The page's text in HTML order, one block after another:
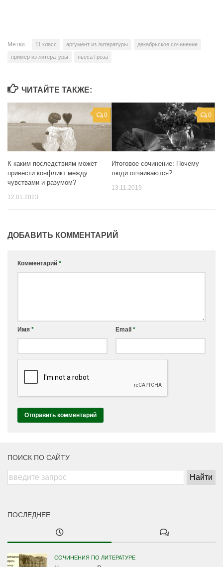
Метки: 11 класс аргумент из литературы декабрьское сочинение
пример из литературы пьеса Гроза
ЧИТАЙТЕ ТАКЖЕ:
0
К каким последствиям может
привести конфликт между
чувствами и разумом?
12.01.2023
0
Итоговое сочинение: Почему
люди отчаиваются?
13.11.2019
ДОБАВИТЬ КОММЕНТАРИЙ
Комментарий *
Имя * Email *
ПОИСК ПО САЙТУ
ПОСЛЕДНЕЕ
СОЧИНЕНИЯ ПО ЛИТЕРАТУРЕ